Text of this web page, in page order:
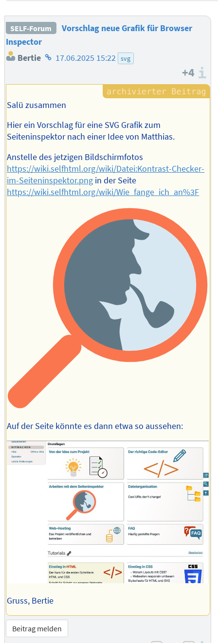
SELF-Forum
Vorschlag neue Grafik für Browser
Inspector
Bertie Homepage
Autors
17.06.2025 15:22 svg
+4
Salü zusammen
Hier ein Vorschlag für eine SVG Grafik zum
Seiteninspektor nach einer Idee von Matthias.
Anstelle des jetzigen Bildschirmfotos
https://wiki.selfhtml.org/wiki/Datei:Kontrast-Checker-
im-Seiteninspektor.png in der Seite
https://wiki.selfhtml.org/wiki/Wie_fange_ich_an%3F
Auf der Seite könnte es dann etwa so aussehen:
Gruss, Bertie
Beitrag melden